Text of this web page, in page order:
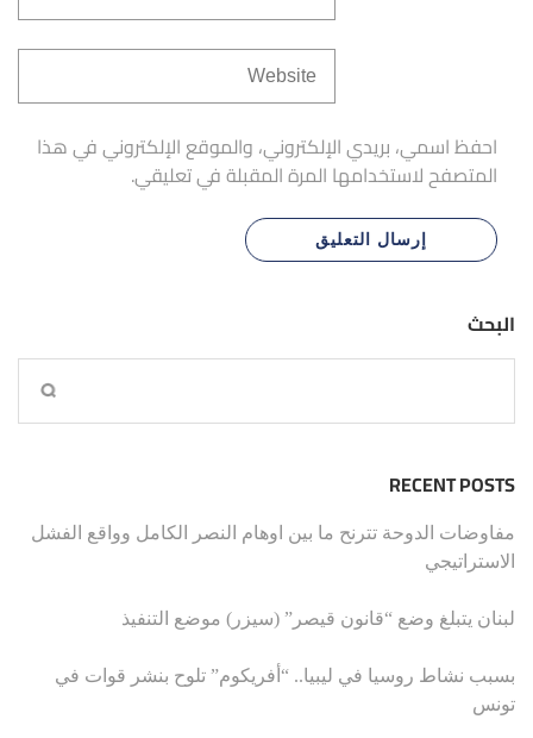
احفظ اسمي، بريدي الإلكتروني، والموقع الإلكتروني في هذا
المتصفح لاستخدامها المرة المقبلة في تعليقي.
البحث
RECENT POSTS
مفاوضات الدوحة تترنح ما بين اوهام النصر الكامل وواقع الفشل
الاستراتيجي
لبنان يتبلغ وضع “قانون قيصر” (سيزر) موضع التنفيذ
بسبب نشاط روسيا في ليبيا.. “أفريكوم” تلوح بنشر قوات في
تونس